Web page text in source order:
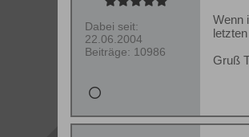
Dabei seit:
22.06.2004
Beiträge: 10986
Wenn
Gruß